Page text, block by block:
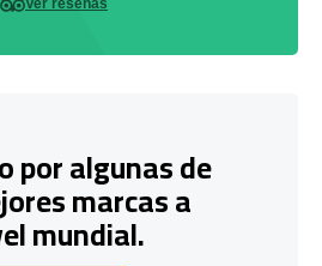
por algunas de
marcas a
mundial.